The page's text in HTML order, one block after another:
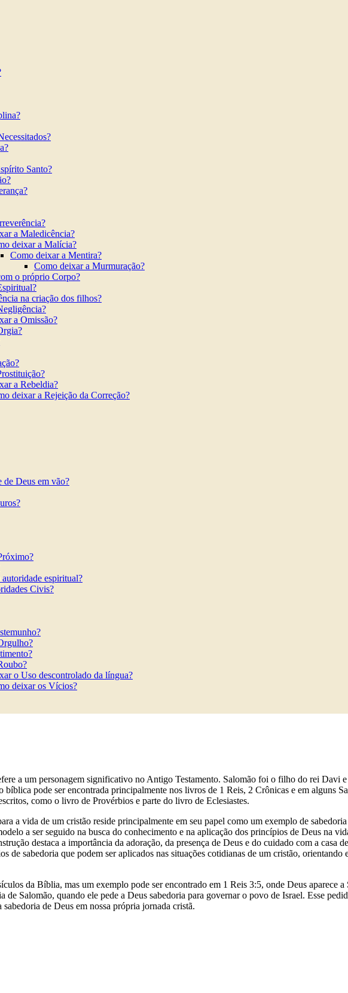
Santo?
a Maledicência?
deixar a Malícia?
Como deixar a Mentira?
Como deixar a Murmuração?
o próprio Corpo?
na criação dos filhos?
a Omissão?
a Rebeldia?
deixar a Rejeição da Correção?
de Deus em vão?
espiritual?
Civis?
o Uso descontrolado da língua?
deixar os Vícios?
a um personagem significativo no Antigo Testamento. Salomão foi o filho do rei Davi
bíblica pode ser encontrada principalmente nos livros de 1 Reis, 2 Crônicas e em alguns
como o livro de Provérbios e parte do livro de Eclesiastes.
a vida de um cristão reside principalmente em seu papel como um exemplo de
a ser seguido na busca do conhecimento e na aplicação dos princípios de Deus na
destaca a importância da adoração, da presença de Deus e do cuidado com a
de sabedoria que podem ser aplicados nas situações cotidianas de um cristão,
da Bíblia, mas um exemplo pode ser encontrado em 1 Reis 3:5, onde Deus aparece
de Salomão, quando ele pede a Deus sabedoria para governar o povo de Israel. Esse
de Deus em nossa própria jornada cristã.